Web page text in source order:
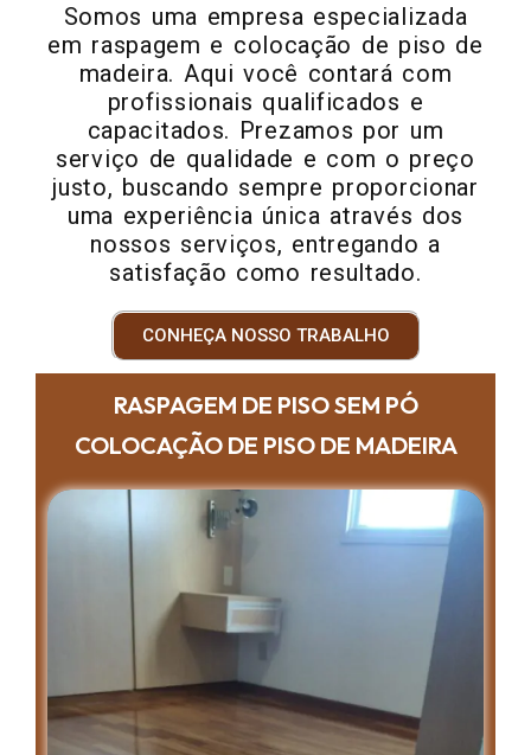
Somos uma empresa especializada
em raspagem e colocação de piso de
madeira. Aqui você contará com
profissionais qualificados e
capacitados. Prezamos por um
serviço de qualidade e com o preço
justo, buscando sempre proporcionar
uma experiência única através dos
nossos serviços, entregando a
satisfação como resultado.
CONHEÇA NOSSO TRABALHO
RASPAGEM DE PISO SEM PÓ
COLOCAÇÃO DE PISO DE MADEIRA